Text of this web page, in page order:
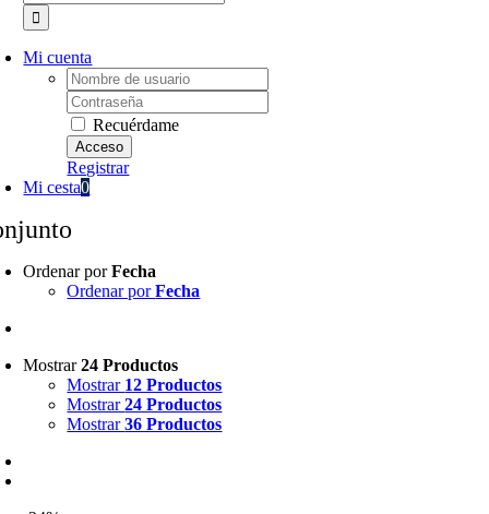
Mi cuenta
Username:
Password:
Recuérdame
Registrar
Mi cesta0
Ordenar porFecha
Ordenar porFecha
Mostrar24 Productos
Mostrar 12 Productos
Mostrar24 Productos
Mostrar36 Productos